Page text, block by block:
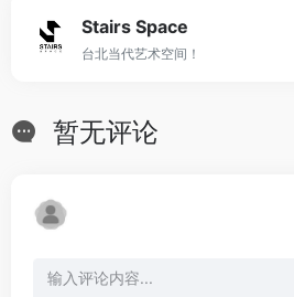
Stairs Space
台北当代艺术空间！
暂无评论